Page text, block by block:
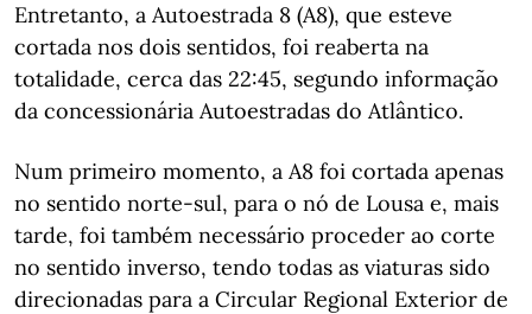
Entretanto, a Autoestrada 8 (A8), que esteve
cortada nos dois sentidos, foi reaberta na
totalidade, cerca das 22:45, segundo informação
da concessionária Autoestradas do Atlântico.
Num primeiro momento, a A8 foi cortada apenas
no sentido norte-sul, para o nó de Lousa e, mais
tarde, foi também necessário proceder ao corte
no sentido inverso, tendo todas as viaturas sido
direcionadas para a Circular Regional Exterior de